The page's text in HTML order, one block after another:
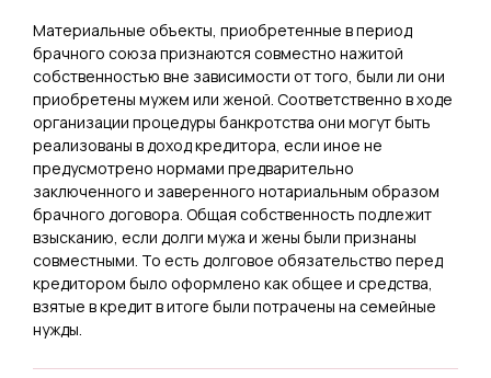
Материальные объекты, приобретенные в период
брачного союза признаются совместно нажитой
собственностью вне зависимости от того, были ли они
приобретены мужем или женой. Соответственно в ходе
организации процедуры банкротства они могут быть
реализованы в доход кредитора, если иное не
предусмотрено нормами предварительно
заключенного и заверенного нотариальным образом
брачного договора. Общая собственность подлежит
взысканию, если долги мужа и жены были признаны
совместными. То есть долговое обязательство перед
кредитором было оформлено как общее и средства,
взятые в кредит в итоге были потрачены на семейные
нужды.